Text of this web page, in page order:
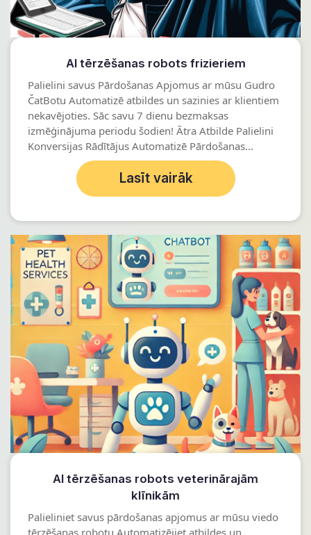
AI tērzēšanas robots frizieriem
Palielini savus Pārdošanas Apjomus ar mūsu Gudro
ČatBotu Automatizē atbildes un sazinies ar klientiem
nekavējoties. Sāc savu 7 dienu bezmaksas
izmēģinājuma periodu šodien! Ātra Atbilde Palielini
Konversijas Rādītājus Automatizē Pārdošanas...
Lasīt vairāk
AI tērzēšanas robots veterinārajām
klīnikām
Palieliniet savus pārdošanas apjomus ar mūsu viedo
tērzēšanas robotu Automatizējiet atbildes un